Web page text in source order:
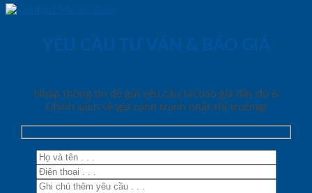
YÊU CẦU TƯ VẤN & BÁO GIÁ
Nhập thông tin để gửi yêu cầu tải báo giá đầy đủ &
Chính sách về giá cạnh tranh nhất thị trường!